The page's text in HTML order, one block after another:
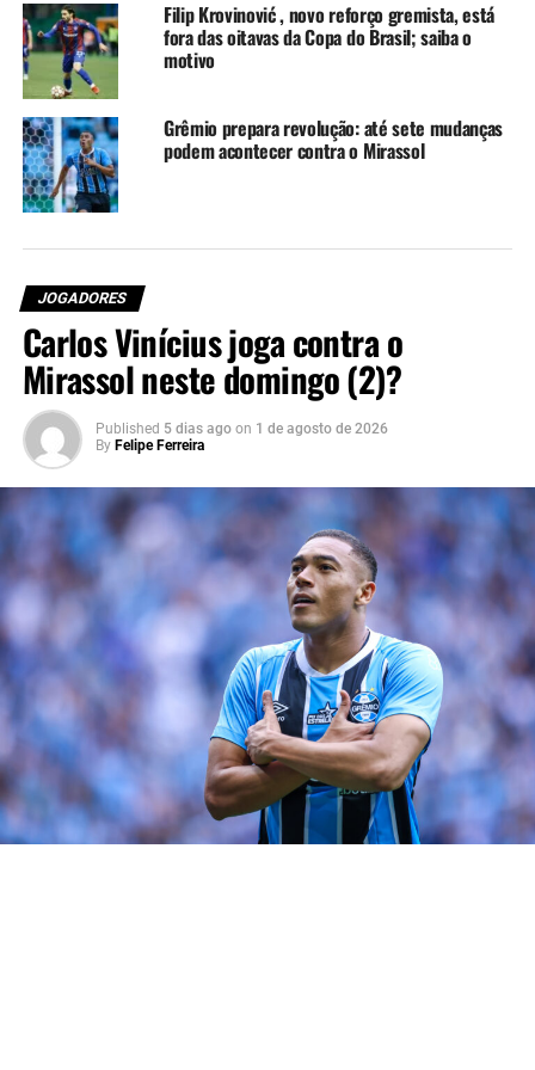
algumas coisas dele (Villasanti).
Ele evoluiu bastante, por isso
que quando temos três volantes
dou mais liberdade para ele.
Muito importante para a gente.
Pepe sentiu uma lesão
muscular, vai fazer exames,
mas certamente vai estar fora
dos dois ou três próximos
jogos. Procurar recuperar ele e
tentar depois da data Fifa ter de
volta”, falou Renato.
Caso de Geromel pode ser mais
grave que o de Pepê
Por sua vez, Pedro Geromel sentiu dores musculares
durante a segunda etapa. Como Portaluppi optou por
manter o sistema com três defensores, Bruno Uvini
entrou no setor. O Grêmio ainda não divulgou o local do
problema sentido pelo capitão. Todavia, o caso preocupa,
o jogador realizou uma artroscopia em 2023, na
sequência teve um edema ósseo seguido de lesão
muscular.
Filip Krovinović , novo reforço gremista, está
fora das oitavas da Copa do Brasil; saiba o
motivo
Grêmio prepara revolução: até sete mudanças
podem acontecer contra o Mirassol
JOGADORES
Carlos Vinícius joga contra o
Mirassol neste domingo (2)?
Published 5 dias ago on 1 de agosto de 2026
By Felipe Ferreira